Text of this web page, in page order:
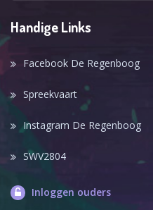
Handige Links
Facebook De Regenboog
Spreekvaart
Instagram De Regenboog
SWV2804
Inloggen ouders